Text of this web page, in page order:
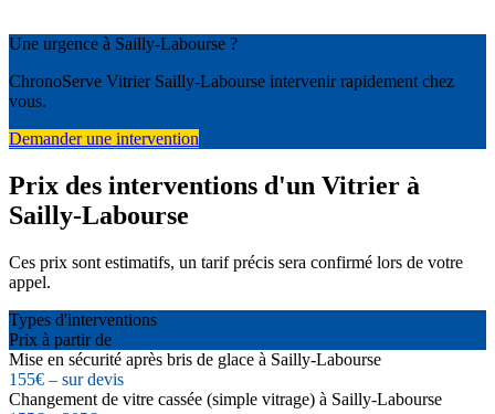
Une urgence à Sailly-Labourse ?
ChronoServe Vitrier Sailly-Labourse intervenir rapidement chez
vous.
Demander une intervention
Prix des interventions d'un Vitrier à
Sailly-Labourse
Ces prix sont estimatifs, un tarif précis sera confirmé lors de votre
appel.
Types d'interventions
Prix à partir de
Mise en sécurité après bris de glace à Sailly-Labourse
155€ – sur devis
Changement de vitre cassée (simple vitrage) à Sailly-Labourse